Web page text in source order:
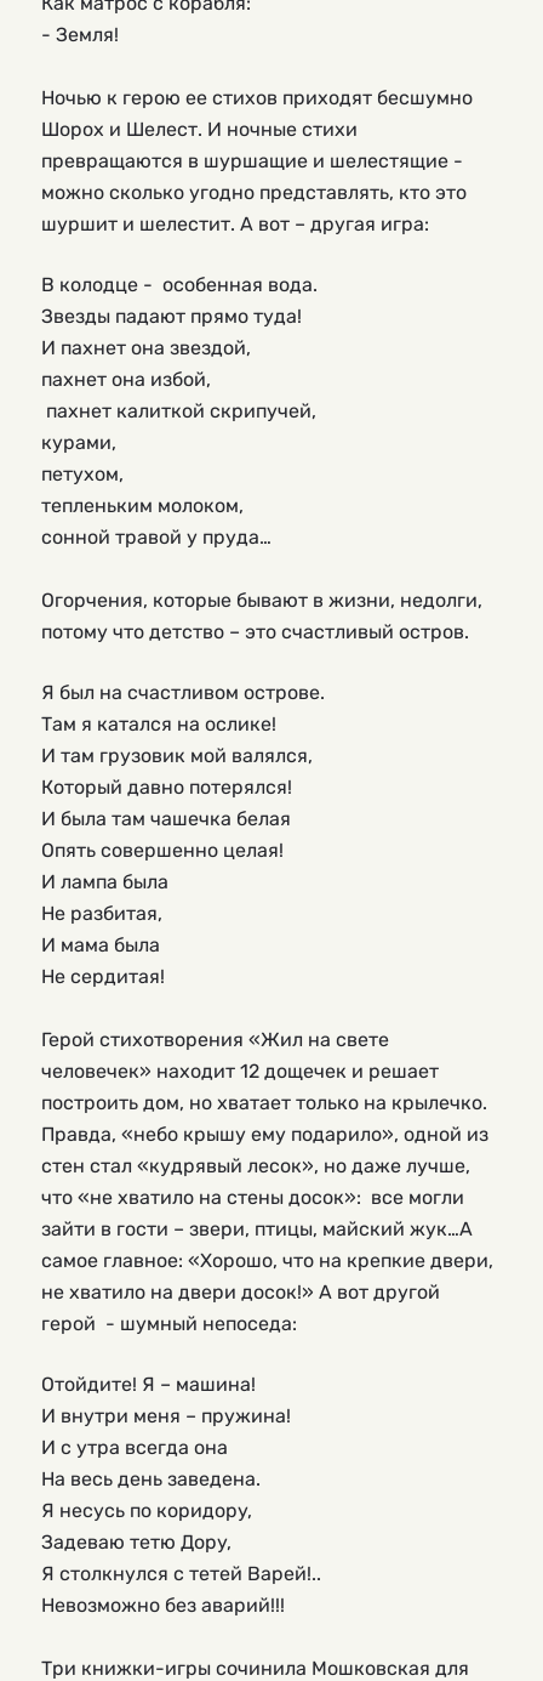
- Земля!
Ночью к герою ее стихов приходят бесшумно
Шорох и Шелест. И ночные стихи
превращаются в шуршащие и шелестящие -
можно сколько угодно представлять, кто это
шуршит и шелестит. А вот – другая игра:
В колодце -  особенная вода.
Звезды падают прямо туда!
И пахнет она звездой,
пахнет она избой,
курами,
петухом,
тепленьким молоком,
сонной травой у пруда…
Огорчения, которые бывают в жизни, недолги,
потому что детство – это счастливый остров.
Я был на счастливом острове.
Там я катался на ослике!
И там грузовик мой валялся,
Который давно потерялся!
И была там чашечка белая
Опять совершенно целая!
И лампа была
Не разбитая,
И мама была
Не сердитая!
Герой стихотворения «Жил на свете
человечек» находит 12 дощечек и решает
построить дом, но хватает только на крылечко.
Правда, «небо крышу ему подарило», одной из
стен стал «кудрявый лесок», но даже лучше,
что «не хватило на стены досок»:  все могли
зайти в гости – звери, птицы, майский жук…А
самое главное: «Хорошо, что на крепкие двери,
не хватило на двери досок!» А вот другой
герой  - шумный непоседа:
Отойдите! Я – машина!
И внутри меня – пружина!
И с утра всегда она
На весь день заведена.
Я несусь по коридору,
Задеваю тетю Дору,
Я столкнулся с тетей Варей!..
Невозможно без аварий!!!
Три книжки-игры сочинила Мошковская для